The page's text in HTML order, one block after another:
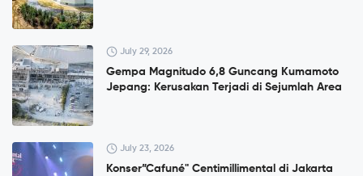
July 29, 2026
Gempa Magnitudo 6,8 Guncang Kumamoto
Jepang: Kerusakan Terjadi di Sejumlah Area
July 23, 2026
Konser”Cafuné" Centimillimental di Jakarta